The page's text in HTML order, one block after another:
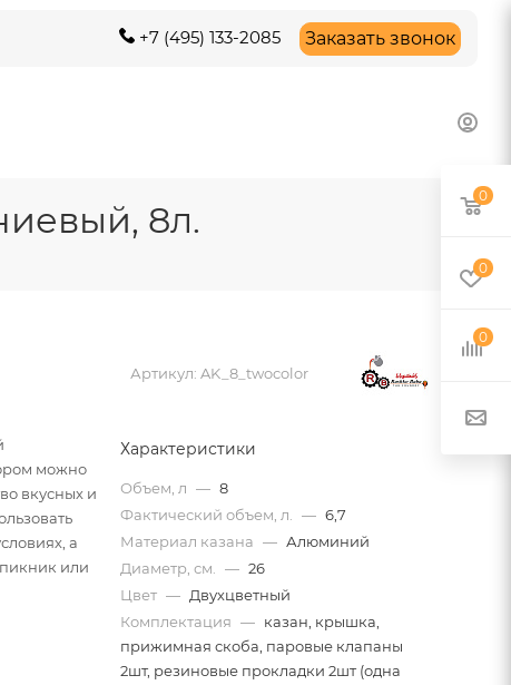
+7 (495) 133-2085 Заказать звонок
8л.
Артикул: AK_8_twocolor
можно
вкусных и
а
или
Характеристики
Объем, л — 8
Фактический объем, л.
— 6,7
Материал казана — Алюминий
Диаметр, см.
— 26
Цвет — Двухцветный
Комплектация — казан, крышка,
прижимная скоба, паровые клапаны
2шт, резиновые прокладки 2шт (одна
0
0
0